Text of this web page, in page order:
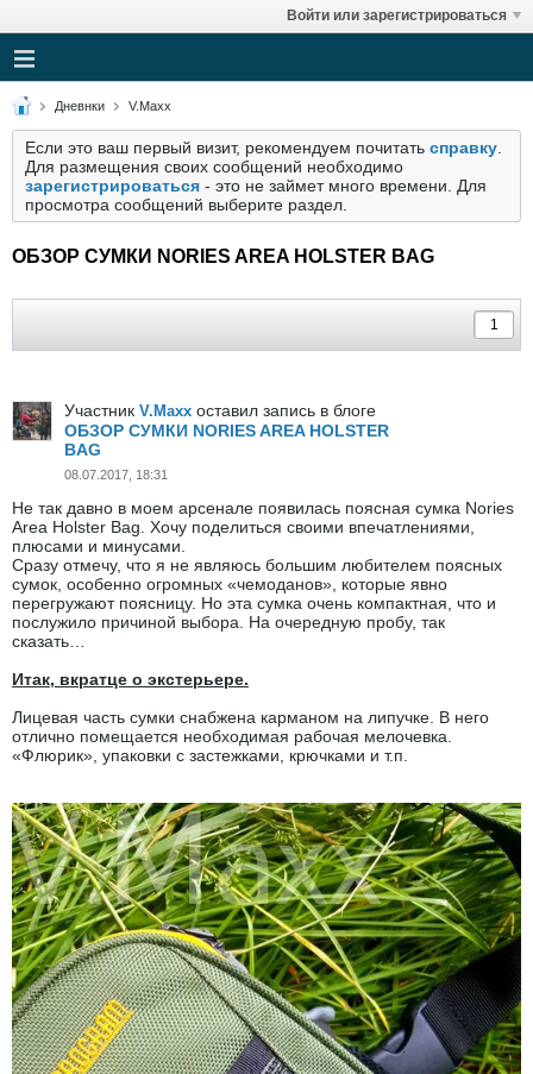
Войти или зарегистрироваться
Дневнки V.Maxx
Если это ваш первый визит, рекомендуем почитать справку
Для размещения своих сообщений необходимо
зарегистрироваться - это не займет много времени. Для
просмотра сообщений выберите раздел.
ОБЗОР СУМКИ NORIES AREA HOLSTER BAG
Участник V.Maxx оставил запись в блоге
ОБЗОР СУМКИ NORIES AREA HOLSTER
BAG
08.07.2017, 18:31
Не так давно в моем арсенале появилась поясная сумка Nories
Area Holster Bag. Хочу поделиться своими впечатлениями,
плюсами и минусами.
Сразу отмечу, что я не являюсь большим любителем поясных
сумок, особенно огромных «чемоданов», которые явно
перегружают поясницу. Но эта сумка очень компактная, что и
послужило причиной выбора. На очередную пробу, так
сказать…
Итак, вкратце о экстерьере.
Лицевая часть сумки снабжена карманом на липучке. В него
отлично помещается необходимая рабочая мелочевка.
«Флюрик», упаковки с застежками, крючками и т.п.